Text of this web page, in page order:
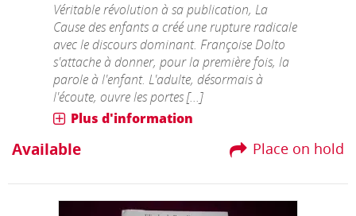
Véritable révolution à sa publication, La
Cause des enfants a créé une rupture radicale
avec le discours dominant. Françoise Dolto
s'attache à donner, pour la première fois, la
parole à l'enfant. L'adulte, désormais à
l'écoute, ouvre les portes [...]
Plus d'information
Place on hold
Available